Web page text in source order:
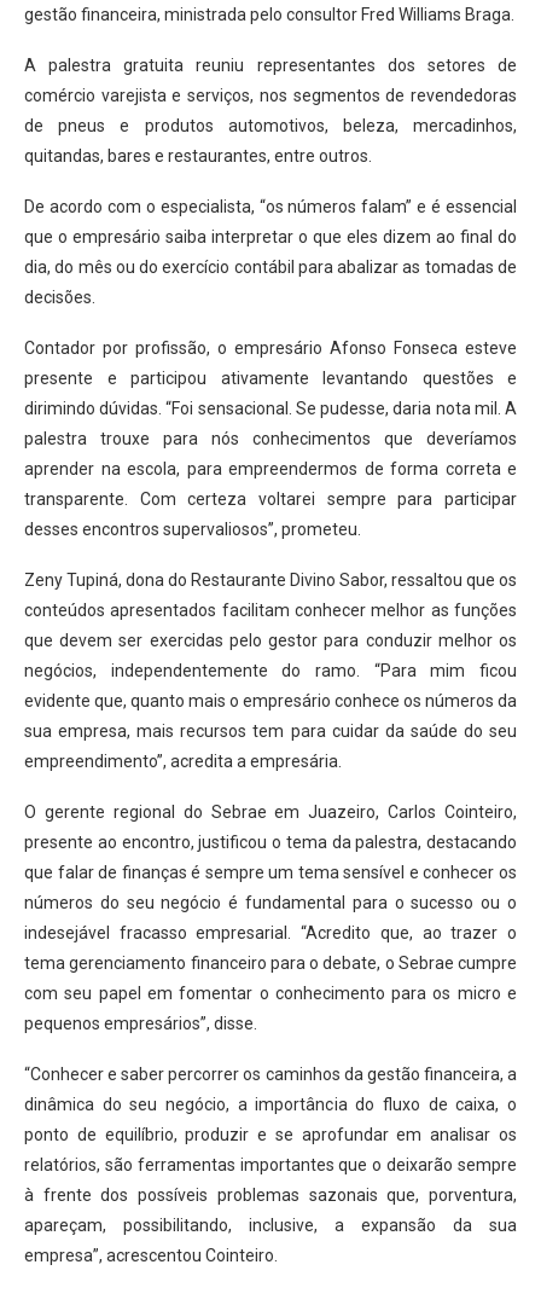
gestão financeira, ministrada pelo consultor Fred Williams Braga.
A palestra gratuita reuniu representantes dos setores de
comércio varejista e serviços, nos segmentos de revendedoras
de pneus e produtos automotivos, beleza, mercadinhos,
quitandas, bares e restaurantes, entre outros.
De acordo com o especialista, “os números falam” e é essencial
que o empresário saiba interpretar o que eles dizem ao final do
dia, do mês ou do exercício contábil para abalizar as tomadas de
decisões.
Contador por profissão, o empresário Afonso Fonseca esteve
presente e participou ativamente levantando questões e
dirimindo dúvidas. “Foi sensacional. Se pudesse, daria nota mil. A
palestra trouxe para nós conhecimentos que deveríamos
aprender na escola, para empreendermos de forma correta e
transparente. Com certeza voltarei sempre para participar
desses encontros supervaliosos”, prometeu.
Zeny Tupiná, dona do Restaurante Divino Sabor, ressaltou que os
conteúdos apresentados facilitam conhecer melhor as funções
que devem ser exercidas pelo gestor para conduzir melhor os
negócios, independentemente do ramo. “Para mim ficou
evidente que, quanto mais o empresário conhece os números da
sua empresa, mais recursos tem para cuidar da saúde do seu
empreendimento”, acredita a empresária.
O gerente regional do Sebrae em Juazeiro, Carlos Cointeiro,
presente ao encontro, justificou o tema da palestra, destacando
que falar de finanças é sempre um tema sensível e conhecer os
números do seu negócio é fundamental para o sucesso ou o
indesejável fracasso empresarial. “Acredito que, ao trazer o
tema gerenciamento financeiro para o debate, o Sebrae cumpre
com seu papel em fomentar o conhecimento para os micro e
pequenos empresários”, disse.
“Conhecer e saber percorrer os caminhos da gestão financeira, a
dinâmica do seu negócio, a importância do fluxo de caixa, o
ponto de equilíbrio, produzir e se aprofundar em analisar os
relatórios, são ferramentas importantes que o deixarão sempre
à frente dos possíveis problemas sazonais que, porventura,
apareçam, possibilitando, inclusive, a expansão da sua
empresa”, acrescentou Cointeiro.